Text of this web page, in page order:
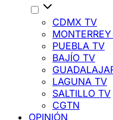
CDMX TV
PUEBLA TV
BAJÍO TV
LAGUNA TV
SALTILLO TV
CGTN
OPINIÓN